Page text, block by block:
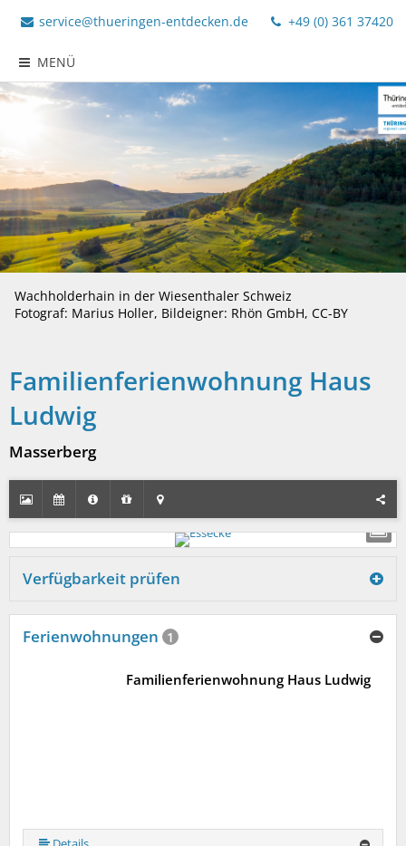
service@thueringen-entdecken.de +49 (0) 361 37420
MENÜ
Wachholderhain in der Wiesenthaler Schweiz
Fotograf: Marius Holler, Bildeigner: Rhön GmbH, CC-BY
Familienferienwohnung Haus
Ludwig
Masserberg
Verfügbarkeit prüfen
Ferienwohnungen 1
Familienferienwohnung Haus Ludwig